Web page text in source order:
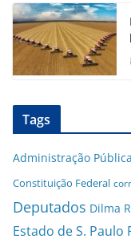
Tags
Administração Pública
Constituição Federal
Deputados Dilma
Estado de S. Paulo